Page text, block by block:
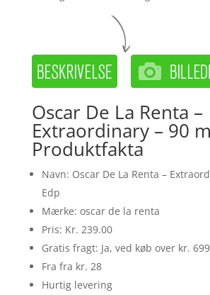
Oscar De La Renta –
Extraordinary – 90
Produktfakta
Navn: Oscar De La Renta –
Edp
Mærke: oscar de la renta
Pris: Kr. 239.00
Gratis fragt: Ja, ved køb over kr. 699
Fra fra kr. 28
Hurtig levering